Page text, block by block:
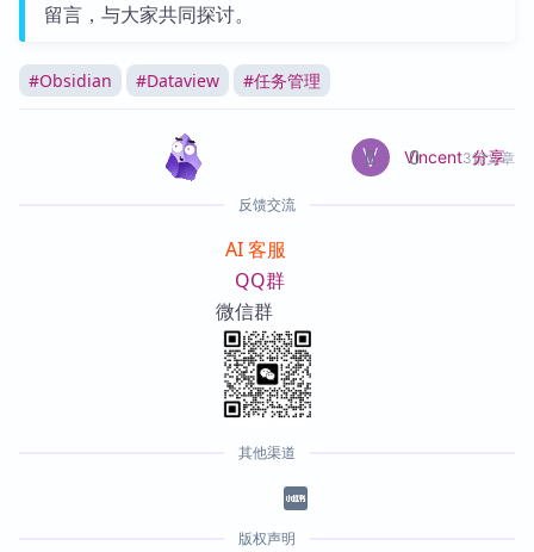
留言，与大家共同探讨。
#Obsidian #Dataview #任务管理
Vincent3篇文章
0 0 分享
反馈交流
AI 客服
QQ群
微信群
其他渠道
版权声明